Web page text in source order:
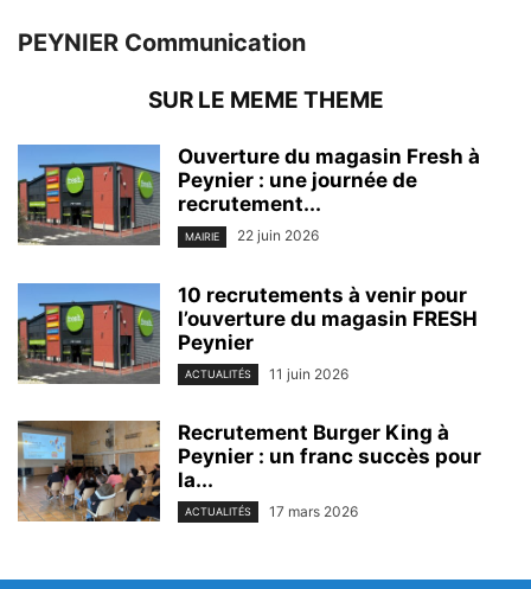
PEYNIER Communication
SUR LE MEME THEME
Ouverture du magasin Fresh à
Peynier : une journée de
recrutement...
MAIRIE 22 juin 2026
10 recrutements à venir pour
l’ouverture du magasin FRESH
Peynier
ACTUALITÉS 11 juin 2026
Recrutement Burger King à
Peynier : un franc succès pour
la...
ACTUALITÉS 17 mars 2026